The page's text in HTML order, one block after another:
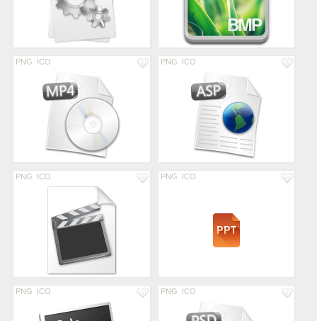
PNG ICO PNG ICO
PNG ICO PNG ICO
PNG ICO PNG ICO